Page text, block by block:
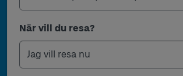
När vill du resa?